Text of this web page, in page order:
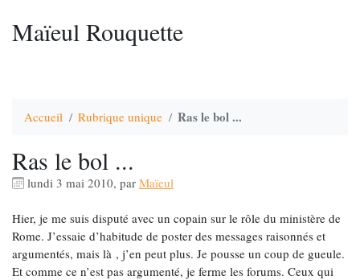
Maïeul Rouquette
Accueil Rubrique unique Ras le bol ...
Ras le bol ...
lundi 3 mai 2010, par Maïeul
Hier, je me suis disputé avec un copain sur le rôle du ministère de
Rome. J’essaie d’habitude de poster des messages raisonnés et
argumentés, mais là , j’en peut plus. Je pousse un coup de gueule.
Et comme ce n’est pas argumenté, je ferme les forums. Ceux qui